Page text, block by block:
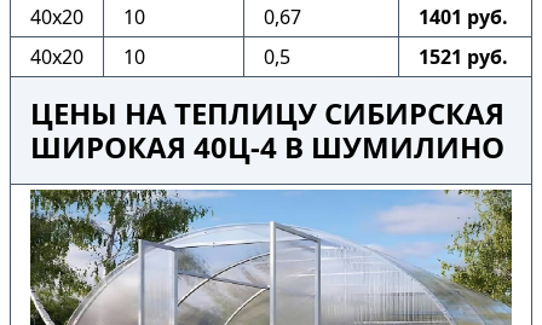
40х20
10 0,67
1401 руб.
40х20
10 0,5 1521 руб.
ЦЕНЫ НА ТЕПЛИЦУ СИБИРСКАЯ
ШИРОКАЯ 40Ц-4 В ШУМИЛИНО